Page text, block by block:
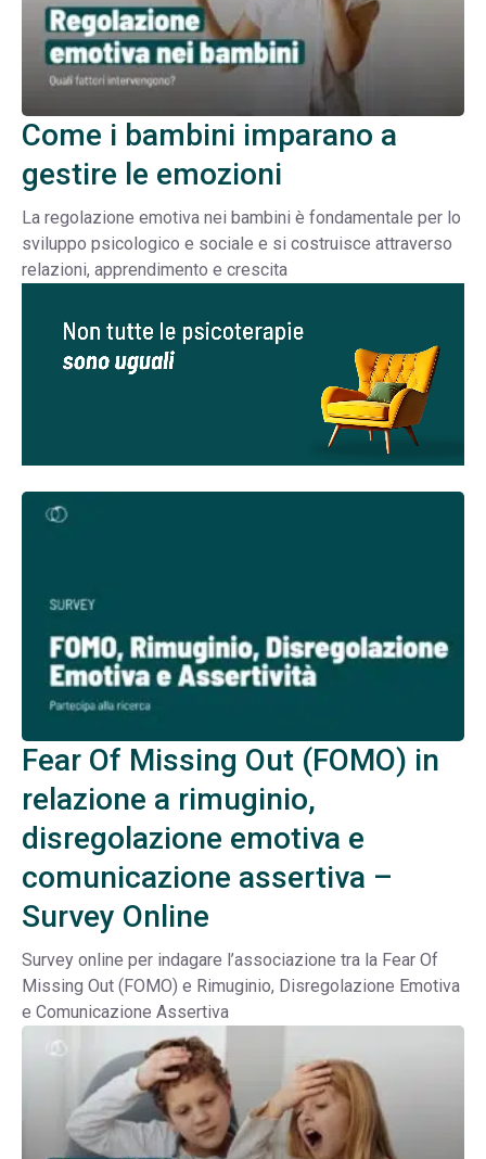
Come i bambini imparano a
gestire le emozioni
La regolazione emotiva nei bambini è fondamentale per lo
sviluppo psicologico e sociale e si costruisce attraverso
relazioni, apprendimento e crescita
Fear Of Missing Out (FOMO) in
relazione a rimuginio,
disregolazione emotiva e
comunicazione assertiva –
Survey Online
Survey online per indagare l’associazione tra la Fear Of
Missing Out (FOMO) e Rimuginio, Disregolazione Emotiva
e Comunicazione Assertiva